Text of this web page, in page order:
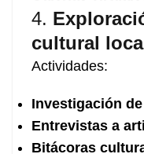
4.
cultural
Actividades:
Investigación
Entrevistas a
Bitácoras